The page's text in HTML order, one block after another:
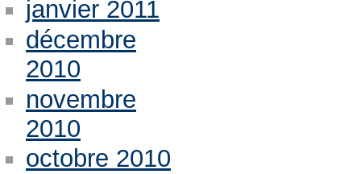
janvier 2011
décembre
2010
novembre
2010
octobre 2010